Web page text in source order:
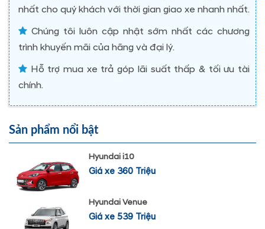
nhất cho quý khách với thời gian giao xe nhanh nhất.
Chúng tôi luôn cập nhật sớm nhất các chương
trình khuyến mãi của hãng và đại lý.
Hỗ trợ mua xe trả góp lãi suất thấp & tối ưu tài
chính.
Sản phẩm nổi bật
Hyundai i10
Giá xe 360 Triệu
Hyundai Venue
Giá xe 539 Triệu